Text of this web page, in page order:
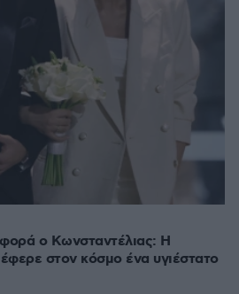
ο Κωνσταντέλιας: Η
στον κόσμο ένα υγιέστατο